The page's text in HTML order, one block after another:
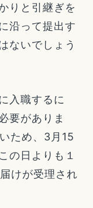
りと引継ぎを
沿って提出す
ないでしょう
入職するに
要がありま
ため、3月15
の日よりも１
けが受理され